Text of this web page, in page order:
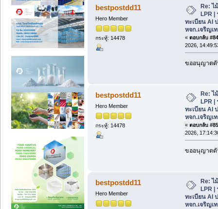
bestpostdd11
Hero Member
กระทู้: 14478
Re: ไ
LPR |
ทะเบียน AI
หจก.เจริญเ
« ตอบกลับ
2026,
ขออนุญาตดั
bestpostdd11
Hero Member
กระทู้: 14478
Re:
LPR
ทะเบียน AI
หจก.เจริญเ
« ตอบกลับ
2026,
ขออนุญาตดั
bestpostdd11
Hero Member
Re:
LPR
ทะเบียน AI
หจก.เจริญเ